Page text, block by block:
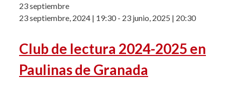
23 septiembre
23 septiembre, 2024 | 19:30- 23 junio, 2025 | 20:30
Club de lectura 2024-2025 en
Paulinas de Granada